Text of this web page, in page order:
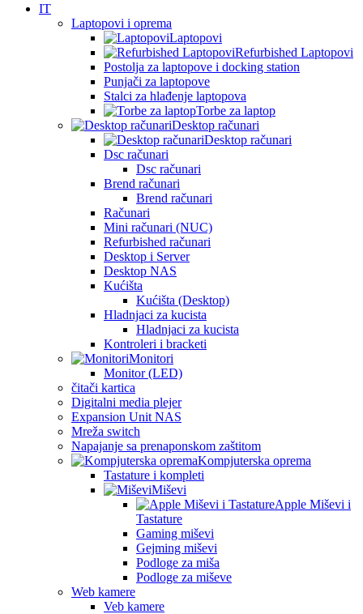
IT
Laptopovi i oprema
Laptopovi
Refurbished Laptopovi
Postolja za laptopove i docking station
Punjači za laptopove
Stalci za hlađenje laptopova
Torbe za laptop
Desktop računari
Desktop računari
Dsc računari
Dsc računari
Brend računari
Brend računari
Računari
Mini računari (NUC)
Refurbished računari
Desktop i Server
Desktop NAS
Kućišta
Kućišta (Desktop)
Hladnjaci za kucista
Hladnjaci za kucista
Kontroleri i bracketi
Monitori
Monitor (LED)
čitači kartica
Digitalni media plejer
Expansion Unit NAS
Mreža switch
Napajanje sa prenaponskom zaštitom
Kompjuterska oprema
Tastature i kompleti
Miševi
Apple Miševi i
Tastature
Gaming miševi
Gejming miševi
Podloge za miša
Podloge za miševe
Web kamere
Veb kamere